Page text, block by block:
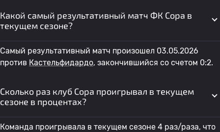
Какой самый результативный матч ФК Сора в
текущем сезоне?
Самый результативный матч произошел 03.05.2026
против Кастельфидардо, закончившийся со счетом 0:2.
Сколько раз клуб Сора проигрывал в текущем
сезоне в процентах?
Команда проигрывала в текущем сезоне 4 раз/раза, что